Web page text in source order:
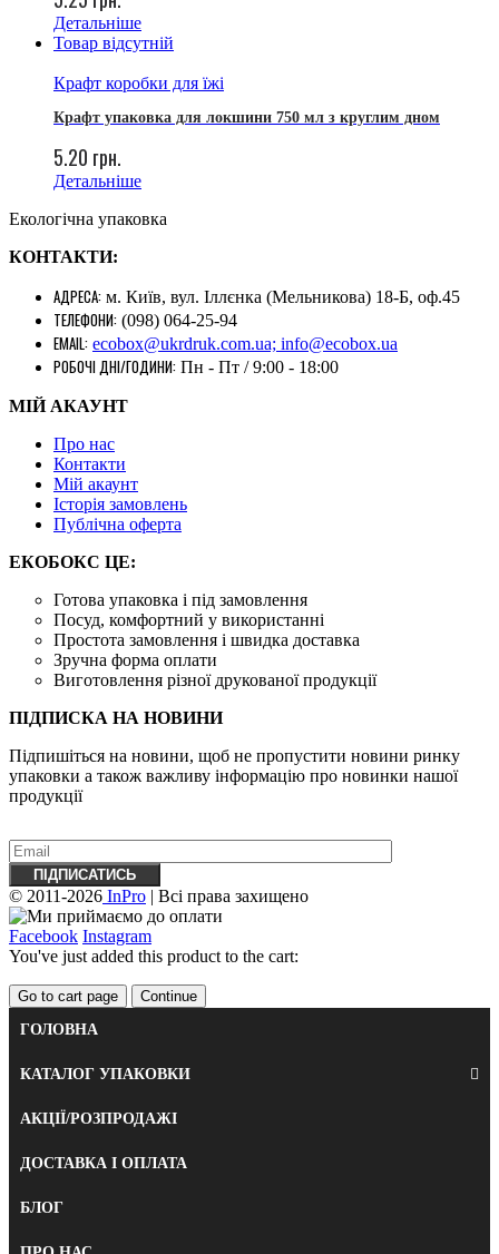
Детальніше
Товар відсутній
Крафт коробки для їжі
Крафт упаковка для локшини 750 мл з круглим дном
5.20 грн.
Детальніше
Екологічна упаковка
КОНТАКТИ:
АДРЕСА: м. Київ, вул. Іллєнка (Мельникова) 18-Б, оф.45
ТЕЛЕФОНИ: (098) 064-25-94
EMAIL: ecobox@ukrdruk.com.ua; info@ecobox.ua
РОБОЧІ ДНІ/ГОДИНИ: Пн - Пт / 9:00 - 18:00
МІЙ АКАУНТ
Про нас
Контакти
Mій акаунт
Історія замовлень
Публічна оферта
ЕКОБОКС ЦЕ:
Готова упаковка і під замовлення
Посуд, комфортний у використанні
Простота замовлення і швидка доставка
Зручна форма оплати
Виготовлення різної друкованої продукції
ПІДПИСКА НА НОВИНИ
Підпишіться на новини, щоб не пропустити новини ринку
упаковки а також важливу ​​інформацію про новинки нашої
продукції
© 2011-2026 InPro | Всі права захищено
Facebook Instagram
You've just added this product to the cart:
Go to cart page
Continue
ГОЛОВНА
КАТАЛОГ УПАКОВКИ
АКЦІЇ/РОЗПРОДАЖІ
ДОСТАВКА І ОПЛАТА
БЛОГ